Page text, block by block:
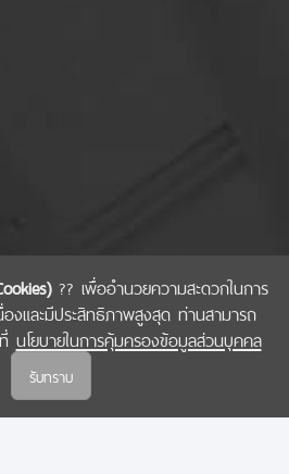
?? เพื่ออำนวยความสะดวกในการ
องและมีประสิทธิภาพสูงสุด ท่านสามารถ
นโยบายในการคุ้มครองข้อมูลส่วนบุคคล
รับทราบ
ะกรรมการส่งเสริมวิทยาศาสตร์ วิจัยและนวัตกรรม
(สกสว.)
การคุ้มครองข้อมูลส่วนบุคคล